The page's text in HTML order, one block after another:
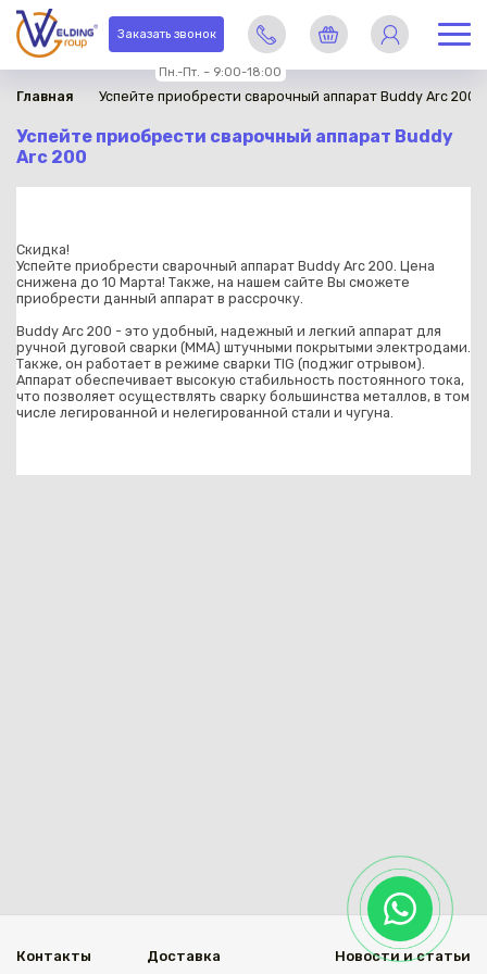
Заказать звонок
Пн.-Пт. – 9:00-18:00
Главная Успейте приобрести сварочный аппарат Buddy Arc 200
Успейте приобрести сварочный аппарат Buddy
Arc 200
Скидка!
Успейте приобрести сварочный аппарат Buddy Arc 200. Цена
снижена до 10 Марта! Также, на нашем сайте Вы сможете
приобрести данный аппарат в рассрочку.
Buddy Arc 200 - это удобный, надежный и легкий аппарат для
ручной дуговой сварки (ММА) штучными покрытыми электродами.
Также, он работает в режиме сварки TIG (поджиг отрывом).
Аппарат обеспечивает высокую стабильность постоянного тока,
что позволяет осуществлять сварку большинства металлов, в том
числе легированной и нелегированной стали и чугуна.
Контакты Доставка Новости и статьи